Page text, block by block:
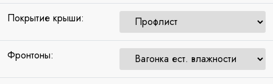
Покрытие крыши:
Фронтоны: